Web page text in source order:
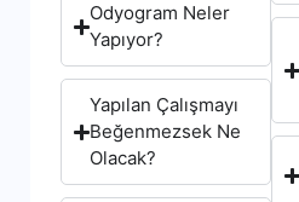
Odyogram Neler
Yapıyor?
Yapılan Çalışmayı
Beğenmezsek Ne
Olacak?